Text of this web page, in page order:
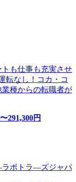
も仕事も充実させ
転なし！コカ・コ
種からの転職者が
291,300円
ラボトラ―ズジャパ